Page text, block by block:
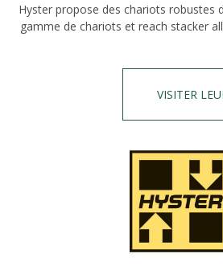
Hyster propose des chariots robustes
gamme de chariots et reach stacker
VISITER